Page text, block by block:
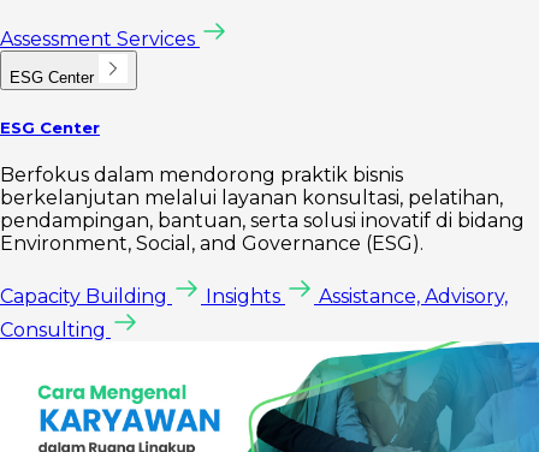
Assessment Services
ESG Center
ESG Center
Berfokus dalam mendorong praktik bisnis
berkelanjutan melalui layanan konsultasi, pelatihan,
pendampingan, bantuan, serta solusi inovatif di bidang
Environment, Social, and Governance (ESG).
Capacity Building Insights
Assistance, Advisory,
Consulting